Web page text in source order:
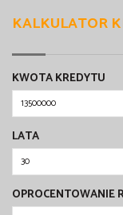
KALKULATOR
KWOTA KREDYTU
LATA
OPROCENTOWANIE